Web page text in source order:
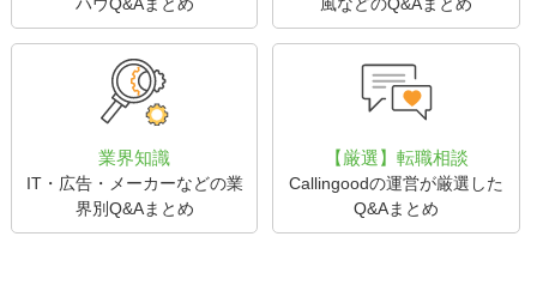
業界知識
IT・広告・メーカーなどの業
界別Q&Aまとめ
【厳選】転職相談
Callingoodの運営が厳選した
Q&Aまとめ